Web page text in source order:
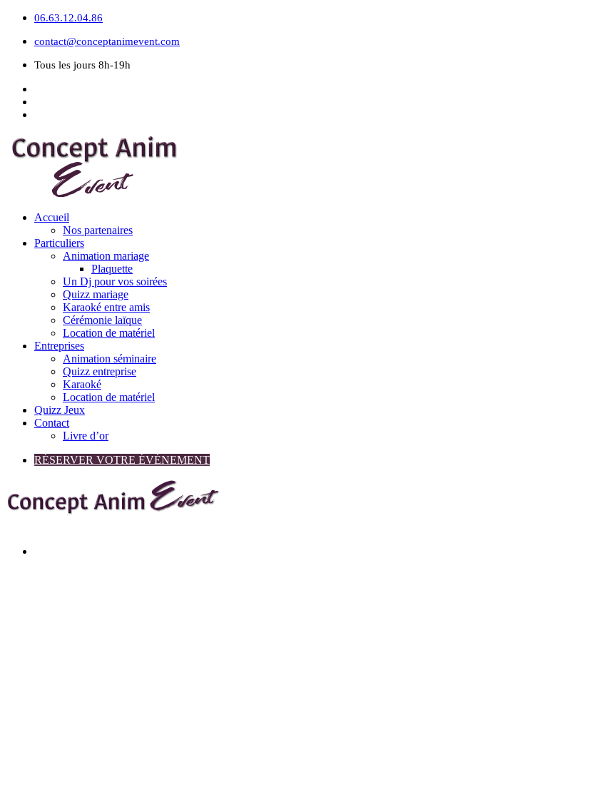
06.63.12.04.86
contact@conceptanimevent.com
Tous les jours 8h-19h
Accueil
Nos partenaires
Particuliers
Animation mariage
Plaquette
Un Dj pour vos soirées
Quizz mariage
Karaoké entre amis
Cérémonie laïque
Location de matériel
Entreprises
Animation séminaire
Quizz entreprise
Karaoké
Location de matériel
Quizz Jeux
Contact
Livre d’or
RÉSERVER VOTRE ÉVÉNEMENT